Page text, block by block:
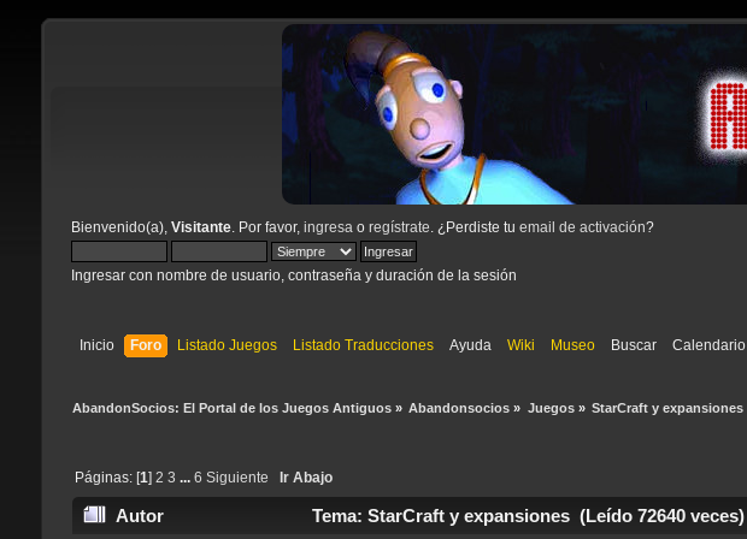
Bienvenido(a), Visitante. Por favor, ingresa o regístrate . ¿Perdiste tu email de activación?
Ingresar con nombre de usuario, contraseña y duración de la sesión
Inicio Foro Listado Juegos Listado Traducciones Ayuda Wiki Museo Buscar Calendario
AbandonSocios: El Portal de los Juegos Antiguos» Abandonsocios » Juegos» StarCraft y expansiones
Páginas: [ 1 2 3 ... 6 Siguiente Ir Abajo
Autor Tema: StarCraft y expansiones (Leído 72640 veces)